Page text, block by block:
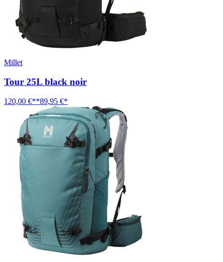
Millet
Tour 25L black noir
120,00 €**89,95 €*